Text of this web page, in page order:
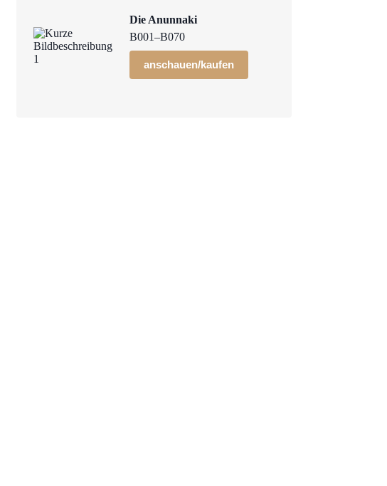
Die Anunnaki
B001–B070
anschauen/kaufen